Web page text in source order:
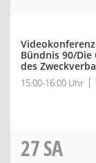
Bündnis 90/
des
15:00-16:00 Uhr
27SA